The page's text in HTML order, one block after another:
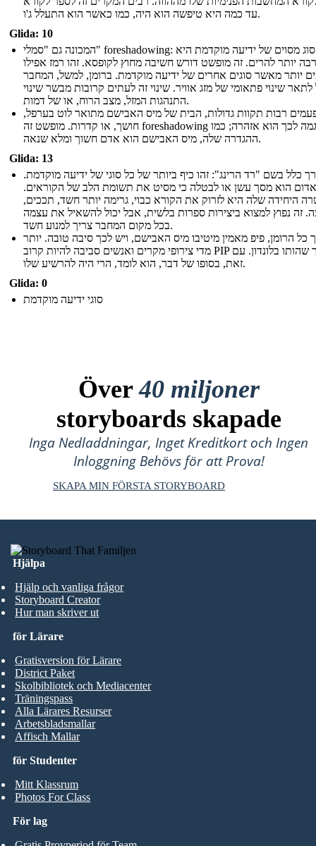
עד כמה היא טיפשה הוא היה, כמו כאשר הוא התעלל ג'ו.
Glida: 10
המכונה גם "סמלי" foreshadowing: זה סוג מסוים של ידיעה מוקדמת היא
יותר להרים. זה מופשט דורש חשיבה מחוץ לקופסא. זהו רמז אפילו
יותר מאשר סוגים אחרים של ידיעה מוקדמת. ברומן, למשל, המחבר
לתאר שינוי פתאומי של מזג אוויר. שינוי זה לעתים קרובות מבשר שינוי
התנהגות המזל, מצב הרוח, או של דמות.
רבות תקוות גדולות, הבית של מיס האבישם מתואר לוט בערפל,
חושך, או קדרות. מופשט זה foreshadowing דוגמה לכך הוא אזהרה; כמו
ההגדרה שלה, מיס האבישם הוא אדם חשוך ומלא שנאה.
Glida: 13
כלל בשם "רד הרינג": זהו כיף ביותר של כל סוגי של ידיעה מוקדמת.
הוא מסך עשן או לבטלה כי מסיט את תשומת הלב של הקוראים.
היחידה שלה היא לזרוק את הקורא כבוי, גרימה יותר חשד, תככים,
זה נפוץ למצוא ביצירות ספרות בלשית, אבל יכול להשאיל את עצמה
בכל מקום המחבר צריך למנוע חשד.
כל הרומן, פיפ מאמין מיטיבו מיס האבישם, ויש לכך סיבה טובה. יותר
מדי צירופי מקרים ואנשים סביבה להיות קרוב PIP במהלך שהותו בלונדון. עם
זאת, בסופו של דבר, הוא לומד, הרי היה להרשיע שלו.
Glida: 0
סוגי ידיעה מוקדמת
Över40 miljoner
storyboards skapade
Inga Nedladdningar, Inget Kreditkort och Ingen
Inloggning Behövs för att Prova!
SKAPA MIN FÖRSTA STORYBOARD
Hjälpa
Hjälp och vanliga frågor
Storyboard Creator
Hur man skriver ut
för Studenter
Mitt Klassrum
Photos For Class
för Lärare
Gratisversion för Lärare
District Paket
Skolbibliotek och Mediacenter
Träningspass
Alla Lärares Resurser
Arbetsbladsmallar
Affisch Mallar
För lag